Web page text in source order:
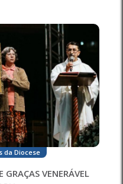
da Diocese
VENERÁVEL